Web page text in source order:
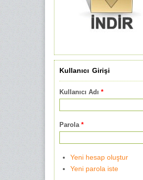
Kullanıcı Girişi
Kullanıcı Adı *
Parola *
Yeni hesap oluştur
Yeni parola iste